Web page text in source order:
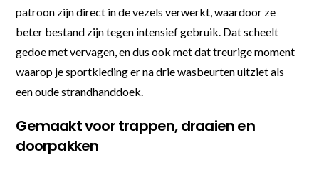
patroon zijn direct in de vezels verwerkt, waardoor ze
beter bestand zijn tegen intensief gebruik. Dat scheelt
gedoe met vervagen, en dus ook met dat treurige moment
waarop je sportkleding er na drie wasbeurten uitziet als
een oude strandhanddoek.
Gemaakt voor trappen, draaien en
doorpakken